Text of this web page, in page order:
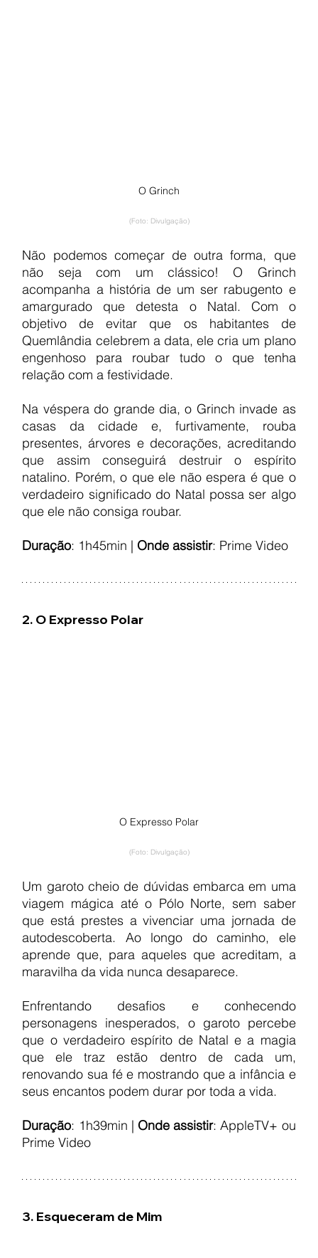
O Grinch
(Foto: Divulgação)
Não podemos começar de outra forma, que
não seja com um clássico! O Grinch
acompanha a história de um ser rabugento e
amargurado que detesta o Natal. Com o
objetivo de evitar que os habitantes de
Quemlândia celebrem a data, ele cria um plano
engenhoso para roubar tudo o que tenha
relação com a festividade.
Na véspera do grande dia, o Grinch invade as
casas da cidade e, furtivamente, rouba
presentes, árvores e decorações, acreditando
que assim conseguirá destruir o espírito
natalino. Porém, o que ele não espera é que o
verdadeiro significado do Natal possa ser algo
que ele não consiga roubar.
Duração: 1h45min | Onde assistir: Prime Video
2. O Expresso Polar
O Expresso Polar
(Foto: Divulgação)
Um garoto cheio de dúvidas embarca em uma
viagem mágica até o Pólo Norte, sem saber
que está prestes a vivenciar uma jornada de
autodescoberta. Ao longo do caminho, ele
aprende que, para aqueles que acreditam, a
maravilha da vida nunca desaparece.
Enfrentando desafios e conhecendo
personagens inesperados, o garoto percebe
que o verdadeiro espírito de Natal e a magia
que ele traz estão dentro de cada um,
renovando sua fé e mostrando que a infância e
seus encantos podem durar por toda a vida.
Duração: 1h39min | Onde assistir: AppleTV+ ou
Prime Video
3. Esqueceram de Mim